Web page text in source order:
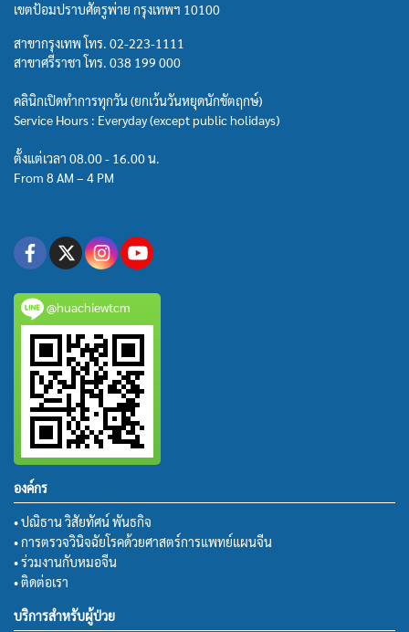
เขตป้อมปราบศัตรูพ่าย กรุงเทพฯ 10100
สาขากรุงเทพ โทร. 02-223-1111
สาขาศรีราชา โทร. 038 199 000
คลินิกเปิดทำการทุกวัน (ยกเว้นวันหยุดนักขัตฤกษ์)
Service Hours : Everyday (except public holidays)
ตั้งแต่เวลา 08.00 - 16.00 น.
From 8 AM – 4 PM
@huachiewtcm
องค์กร
• ปณิธาน วิสัยทัศน์ พันธกิจ
• การตรวจวินิจฉัยโรคด้วยศาสตร์การแพทย์แผนจีน
• ร่วมงานกับหมอจีน
• ติดต่อเรา
บริการสำหรับผู้ป่วย